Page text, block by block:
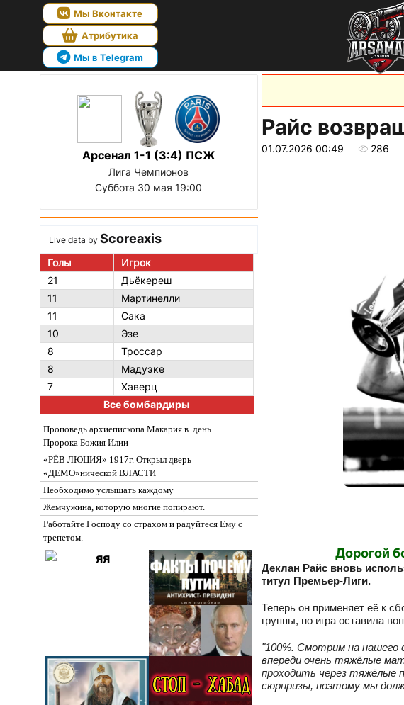
Мы Вконтакте
Атрибутика
Мы в Telegram
Арсенал 1-1 (3:4) ПСЖ
Лига Чемпионов
Суббота 30 мая 19:00
Live data by Scoreaxis
Голы
Игрок
21
Дьёкереш
11
Мартинелли
11
Сака
10
Эзе
8
Троссар
8
Мадуэке
7
Хаверц
Все бомбардиры
Проповедь архиепископа Макария в день
Пророка Божия Илии
«РЁВ ЛЮЦИЯ» 1917г. Открыл дверь
«ДЕМО»нической ВЛАСТИ
Необходимо услышать каждому
Жемчужина, которую многие попирают.
Работайте Господу со страхом и радуйтеся Ему с
трепетом.
Райс
01.07.2026 00:49 286
Дорогой
Деклан Райс вновь
титул Премьер‑Лиги.
Теперь он применяет её к
группы, но игра оставила
"100%. Смотрим на
впереди очень тяжёлые
проходить через тяжёлые
сюрпризы, поэтому мы